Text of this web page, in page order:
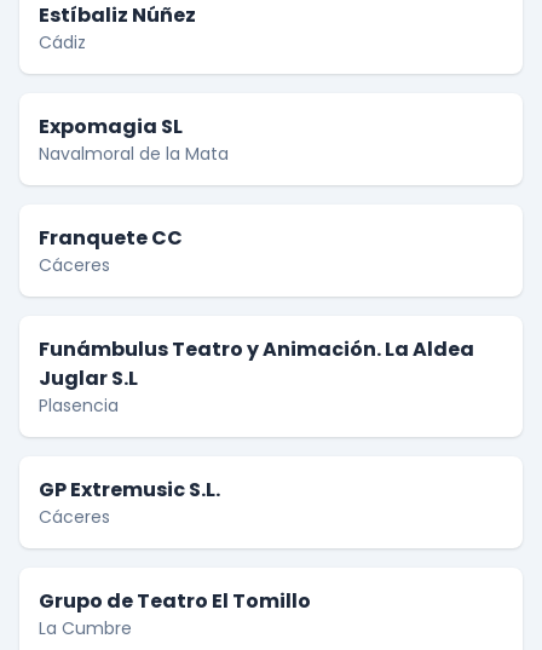
Estíbaliz Núñez
Cádiz
Expomagia SL
Navalmoral de la Mata
Franquete CC
Cáceres
Funámbulus Teatro y Animación. La Aldea
Juglar S.L
Plasencia
GP Extremusic S.L.
Cáceres
Grupo de Teatro El Tomillo
La Cumbre